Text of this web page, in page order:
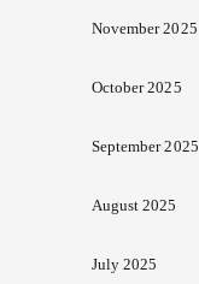
November 2025
October 2025
September 2025
August 2025
July 2025